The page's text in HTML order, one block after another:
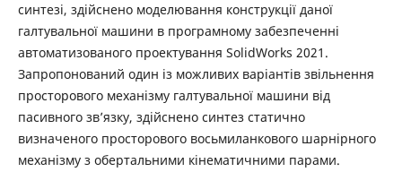
синтезі, здійснено моделювання конструкції даної
галтувальної машини в програмному забезпеченні
автоматизованого проектування SolidWorks 2021.
Запропонований один із можливих варіантів звільнення
просторового механізму галтувальної машини від
пасивного зв’язку, здійснено синтез статично
визначеного просторового восьмиланкового шарнірного
механізму з обертальними кінематичними парами.